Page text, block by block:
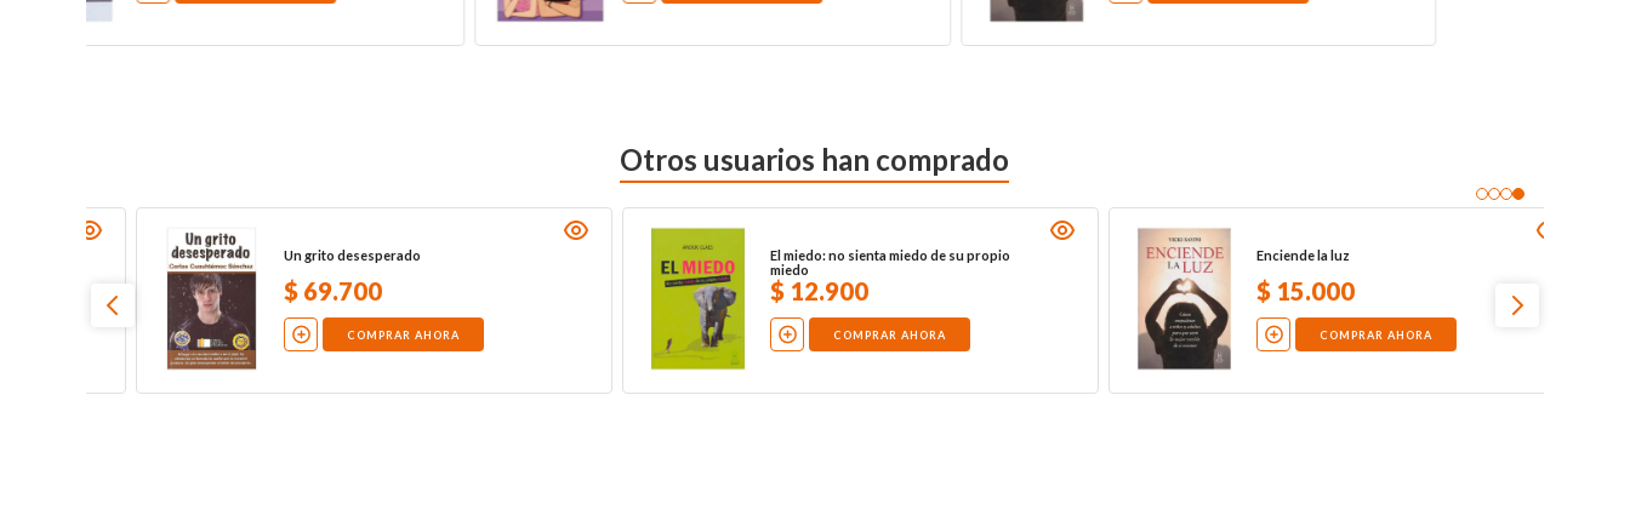
Otros usuarios han comprado
El miedo: no sienta miedo de su propio
miedo
$ 12.900
COMPRAR AHORA
Enciende la luz
$ 15.000
COMPRAR AHORA
Berta: Reúne fuerzas para afrontar el
$ 14.000